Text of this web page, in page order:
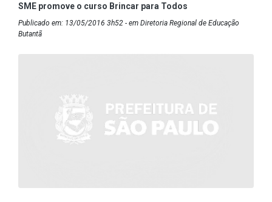
SME promove o curso Brincar para Todos
Publicado em: 13/05/2016 3h52 - em Diretoria Regional de Educação
Butantã